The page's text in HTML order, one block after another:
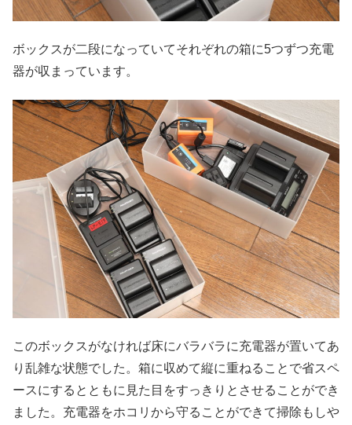
ボックスが二段になっていてそれぞれの箱に5つずつ充電
器が収まっています。
このボックスがなければ床にバラバラに充電器が置いてあ
り乱雑な状態でした。箱に収めて縦に重ねることで省スペ
ースにするとともに見た目をすっきりとさせることができ
ました。充電器をホコリから守ることができて掃除もしや